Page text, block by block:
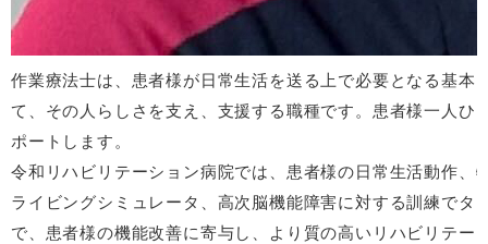
作業療法士は、患者様が日常生活を送る上で必要となる基
て、その人らしさを支え、支援する職種です。患者様一人
ポートします。
令和リハビリテーション病院では、患者様の日常生活動作
ライビングシミュレータ、高次脳機能障害に対する訓練で
で、患者様の機能改善に寄与し、より質の高いリハビリテー